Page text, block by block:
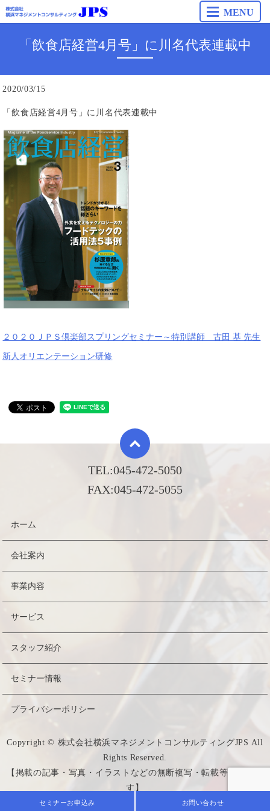
MENU
「飲食店経営4月号」に川名代表連載中
2020/03/15
「飲食店経営4月号」に川名代表連載中
２０２０ＪＰＳ倶楽部スプリングセミナー～特別講師 古田 基 先生
新人オリエンテーション研修
TEL:045-472-5050
FAX:045-472-5055
ホーム
会社案内
事業内容
サービス
スタッフ紹介
セミナー情報
プライバシーポリシー
Copyright © 株式会社横浜マネジメントコンサルティングJPS All
Rights Reserved.
【掲載の記事・写真・イラストなどの無断複写・転載等を禁じま
す】
セミナーお申込み お問い合わせ